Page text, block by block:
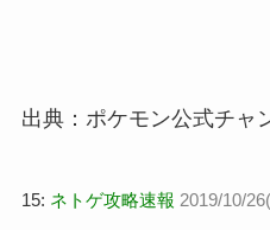
出典：ポケモン公式チャ
15: ネトゲ攻略速報 2019/10/